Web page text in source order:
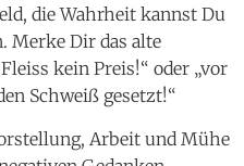
die Wahrheit kannst Du
Merke Dir das alte
kein Preis!“ oder „vor
Schweiß gesetzt!“
Arbeit und Mühe